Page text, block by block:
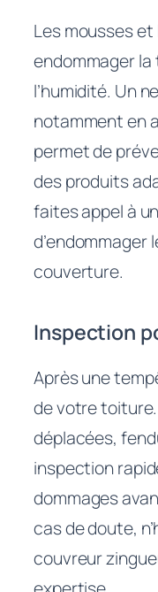
Les mousses
endommager
l’humidité. Un
notamment en
permet de
des produits
faites appel à
d’endommager
couverture.
Inspection
Après une
de votre
déplacées,
inspection
dommages
cas de doute,
couvreur